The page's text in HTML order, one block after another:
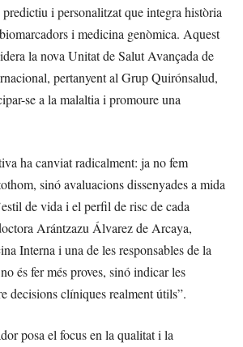
i personalitzat que integra història
i medicina genòmica. Aquest
la nova Unitat de Salut Avançada de
pertanyent al Grup Quirónsalud,
se a la malaltia i promoure una
ha canviat radicalment: ja no fem
sinó avaluacions dissenyades a mida
de vida i el perfil de risc de cada
Arántzazu Álvarez de Arcaya,
Interna i una de les responsables de la
és fer més proves, sinó indicar les
decisions clíniques realment útils”.
posa el focus en la qualitat i la